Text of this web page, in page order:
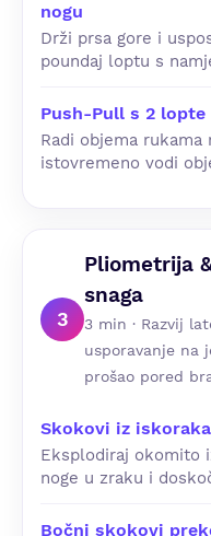
nogu
Drži prsa gore i
poundaj loptu s
Push-Pull s 2 lopte
Radi objema
istovremeno vodi
3
Pliometrija
snaga
3 min · Razvij
usporavanje na
prošao pored
Skokovi iz iskoraka
Eksplodiraj okomito
noge u zraku i
Bočni skokovi